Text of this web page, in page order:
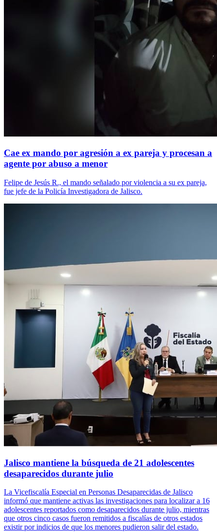
Cae ex mando por agresión a ex pareja y procesan a
agente por abuso a menor
Felipe de Jesús R., el mando señalado por violencia a su ex pareja,
fue jefe de la Policía Investigadora de Jalisco.
Jalisco mantiene la búsqueda de 21 adolescentes
desaparecidos durante julio
La Vicefiscalía Especial en Personas Desaparecidas de Jalisco
informó que mantiene activas las investigaciones para localizar a 16
adolescentes reportados como desaparecidos durante julio, mientras
que otros cinco casos fueron remitidos a fiscalías de otros estados
existir por indicios de que los menores pudieron salir del estado.